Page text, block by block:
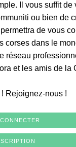
Il vous suffit de
ou bien de
de vous
corses dans le
réseau
et les amis de la
Rejoignez-nous !